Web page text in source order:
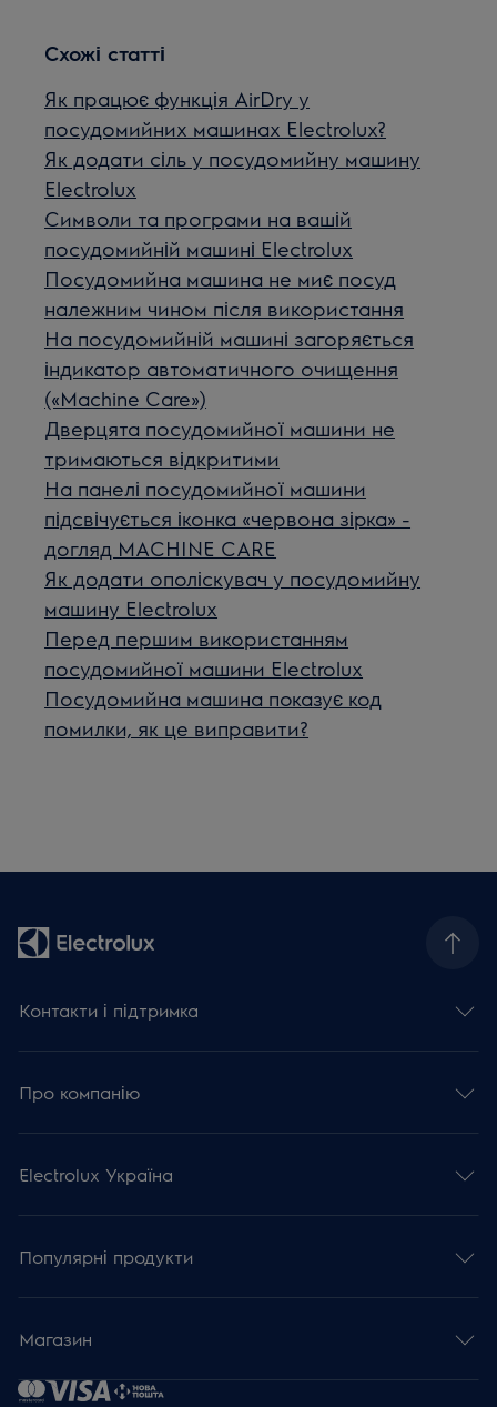
Схожі статті
Як працює функція AirDry у
посудомийних машинах Electrolux?
Як додати сіль у посудомийну машину
Electrolux
Символи та програми на вашій
посудомийній машині Electrolux
Посудомийна машина не миє посуд
належним чином після використання
На посудомийній машині загоряється
індикатор автоматичного очищення
(«Machine Care»)
Дверцята посудомийної машини не
тримаються відкритими
На панелі посудомийної машини
підсвічується іконка «червона зірка» -
догляд MACHINE CARE
Як додати ополіскувач у посудомийну
машину Electrolux
Перед першим використанням
посудомийної машини Electrolux
Посудомийна машина показує код
помилки, як це виправити?
Контакти і підтримка
Про компанію
Electrolux Україна
Популярні продукти
Магазин